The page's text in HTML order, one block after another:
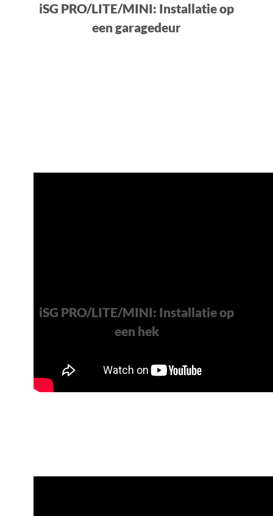
iSG PRO/LITE/MINI: Installatie op
een garagedeur
iSG PRO/LITE/MINI: Installatie op
een hek